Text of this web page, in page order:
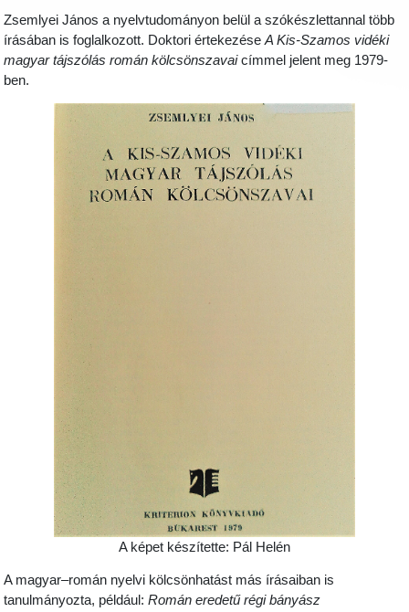
Zsemlyei János a nyelvtudományon belül a szókészlettannal több
írásában is foglalkozott. Doktori értekezéseA Kis-Szamos vidéki
magyar tájszólás román kölcsönszavaicímmel jelent meg 1979-
ben.
A képet készítette: Pál Helén
A magyar–román nyelvi kölcsönhatást más írásaiban is
tanulmányozta, például:Román eredetű régi bányász